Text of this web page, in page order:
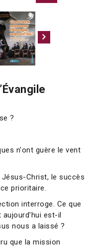
?
n'ont guère le vent
Jésus-Christ, le succès
prioritaire.
interroge. Ce que
aujourd'hui est-il
nous a laissé ?
que la mission